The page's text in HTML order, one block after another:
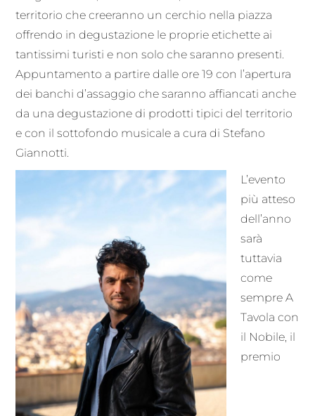
territorio che creeranno un cerchio nella piazza
offrendo in degustazione le proprie etichette ai
tantissimi turisti e non solo che saranno presenti.
Appuntamento a partire dalle ore 19 con l’apertura
dei banchi d’assaggio che saranno affiancati anche
da una degustazione di prodotti tipici del territorio
e con il sottofondo musicale a cura di Stefano
Giannotti.
L’evento
più atteso
dell’anno
sarà
tuttavia
come
sempre A
Tavola con
il Nobile, il
premio